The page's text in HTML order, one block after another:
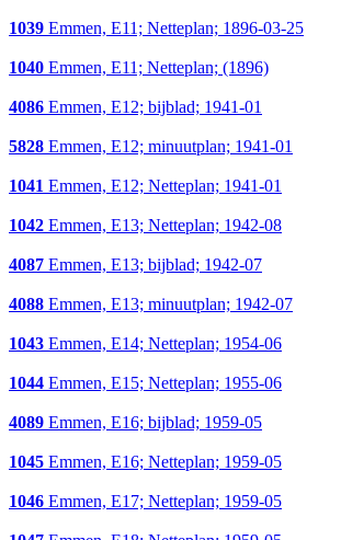
1039 Emmen, E11; Netteplan; 1896-03-25
1040 Emmen, E11; Netteplan; (1896)
4086 Emmen, E12; bijblad; 1941-01
5828 Emmen, E12; minuutplan; 1941-01
1041 Emmen, E12; Netteplan; 1941-01
1042 Emmen, E13; Netteplan; 1942-08
4087 Emmen, E13; bijblad; 1942-07
4088 Emmen, E13; minuutplan; 1942-07
1043 Emmen, E14; Netteplan; 1954-06
1044 Emmen, E15; Netteplan; 1955-06
4089 Emmen, E16; bijblad; 1959-05
1045 Emmen, E16; Netteplan; 1959-05
1046 Emmen, E17; Netteplan; 1959-05